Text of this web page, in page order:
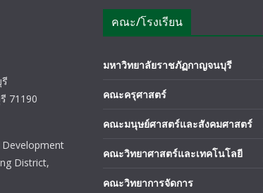
71190
Development
District,
คณะ/โรงเรียน
มหาวิทยาลัยราชภัฏกาญจนบุรี
คณะครุศาสตร์
คณะมนุษย์ศาสตร์และสังคมศาสตร์
คณะวิทยาศาสตร์และเทคโนโลยี
คณะวิทยาการจัดการ